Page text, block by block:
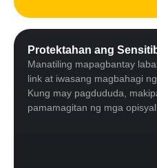
Protektahan ang
Manatiling mapagbantay
link at iwasang magbahagi
Kung may pagdududa,
pamamagitan ng mga